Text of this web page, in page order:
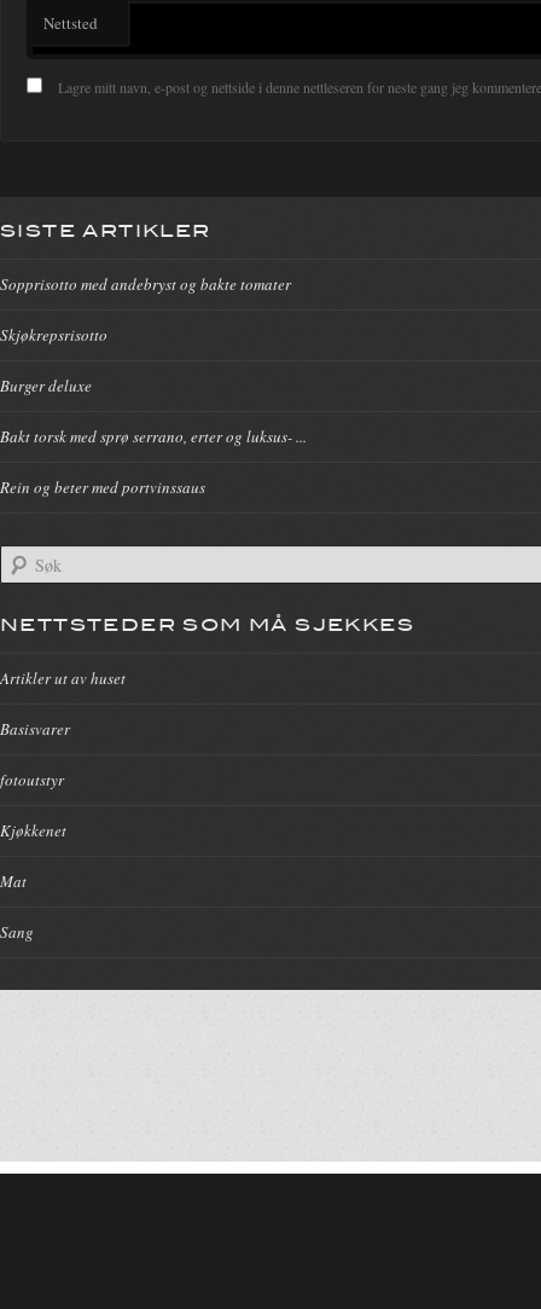
Nettsted
Lagre mitt navn, e-post og nettside i denne nettleseren for neste gang jeg
SISTE ARTIKLER
Sopprisotto med andebryst og bakte tomater
Skjøkrepsrisotto
Burger deluxe
Bakt torsk med sprø serrano, erter og luksus- ...
Rein og beter med portvinssaus
NETTSTEDER SOM MÅ SJEKKES
Artikler ut av huset
Basisvarer
fotoutstyr
Kjøkkenet
Mat
Sang